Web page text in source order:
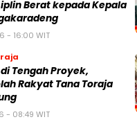
Berat kepada Kepala
- 16:00 WIT
Tengah Proyek,
Rakyat Tana Toraja
- 08:49 WIT